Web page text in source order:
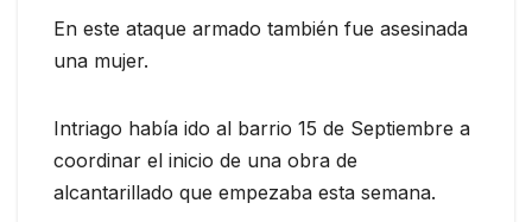
En este ataque armado también fue asesinada
una mujer.
Intriago había ido al barrio 15 de Septiembre a
coordinar el inicio de una obra de
alcantarillado que empezaba esta semana.